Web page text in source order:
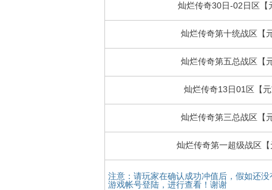
灿烂传奇30日-02日区【
灿烂传奇第十统战区【
灿烂传奇第五总战区【
灿烂传奇13日01区【
灿烂传奇第三总战区【
灿烂传奇第一超级战区【
注意：请玩家在确认成功冲值后，假如还
游戏帐号登陆，进行查看！谢谢